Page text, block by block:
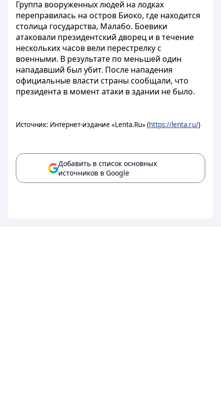
Группа вооруженных людей на лодках
переправилась на остров Биоко, где находится
столица государства, Малабо. Боевики
атаковали президентский дворец и в течение
нескольких часов вели перестрелку с
военными. В результате по меньшей один
нападавший был убит. После нападения
официальные власти страны сообщали, что
президента в момент атаки в здании не было.
Источник: Интернет-издание «Lenta.Ru» (https://lenta.ru/)
Добавить в список основных
источников в Google